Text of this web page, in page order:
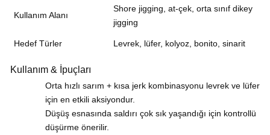
Kullanım Alanı
Shore jigging, at-çek, orta sınıf dikey
jigging
Hedef Türler Levrek, lüfer, kolyoz, bonito, sinarit
Kullanım & İpuçları
Orta hızlı sarım + kısa jerk kombinasyonu levrek ve lüfer
için en etkili aksiyondur.
Düşüş esnasında saldırı çok sık yaşandığı için kontrollü
düşürme önerilir.